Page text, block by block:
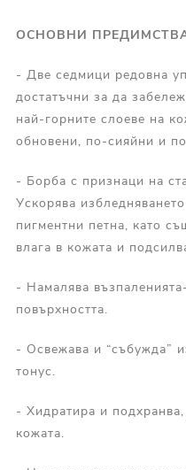
ОСНОВНИ
- Две седмици редовна
достатъчни за да
най-горните слоеве на
обновени, по-сияйни и
- Борба с признаци на
Ускорява
пигментни петна, като
влага в кожата и
- Намалява
повърхността.
- Освежава и “събужда”
тонус.
- Хидратира и
кожата.